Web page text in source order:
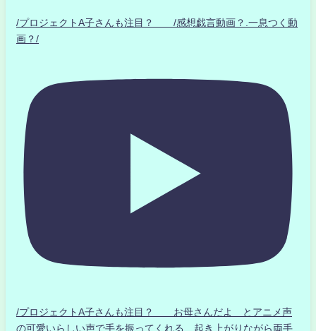
/プロジェクトA子さんも注目？ /感想戯言動画？.一息つく動
画？/
/プロジェクトA子さんも注目？ お母さんだよ とアニメ声
の可愛いらしい声で手を振ってくれる 起き上がりながら両手